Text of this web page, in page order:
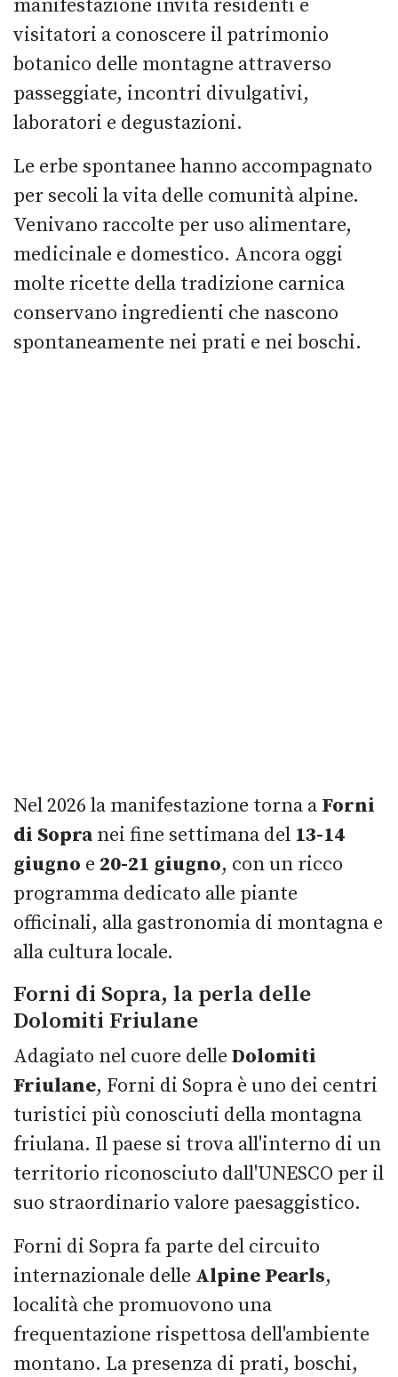
manifestazione invita residenti e
visitatori a conoscere il patrimonio
botanico delle montagne attraverso
passeggiate, incontri divulgativi,
laboratori e degustazioni.
Le erbe spontanee hanno accompagnato
per secoli la vita delle comunità alpine.
Venivano raccolte per uso alimentare,
medicinale e domestico. Ancora oggi
molte ricette della tradizione carnica
conservano ingredienti che nascono
spontaneamente nei prati e nei boschi.
Nel 2026 la manifestazione torna a Forni
di Sopranei fine settimana del 13-14
giugno e 20-21 giugno, con un ricco
programma dedicato alle piante
officinali, alla gastronomia di montagna e
alla cultura locale.
Forni di Sopra, la perla delle
Dolomiti Friulane
Adagiato nel cuore delle Dolomiti
Friulane, Forni di Sopra è uno dei centri
turistici più conosciuti della montagna
friulana. Il paese si trova all'interno di un
territorio riconosciuto dall'UNESCO per il
suo straordinario valore paesaggistico.
Forni di Sopra fa parte del circuito
internazionale delle Alpine Pearls,
località che promuovono una
frequentazione rispettosa dell'ambiente
montano. La presenza di prati, boschi,